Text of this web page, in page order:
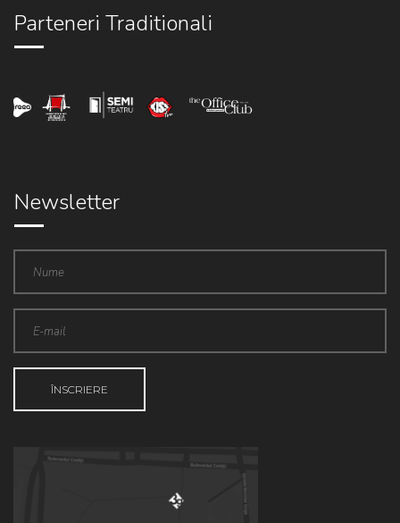
Parteneri Traditionali
Newsletter